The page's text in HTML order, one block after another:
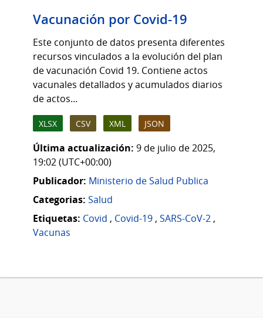
Vacunación por Covid-19
Este conjunto de datos presenta diferentes
recursos vinculados a la evolución del plan
de vacunación Covid 19. Contiene actos
vacunales detallados y acumulados diarios
de actos...
XLSX CSV XML JSON
Última actualización: 9 de julio de 2025,
19:02 (UTC+00:00)
Publicador: Ministerio de Salud Publica
Categorias: Salud
Etiquetas: Covid , Covid-19 , SARS-CoV-2 ,
Vacunas